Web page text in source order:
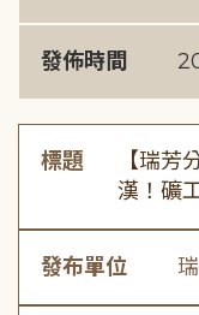
發佈時間
標題
【瑞
漢！礦
發布單位